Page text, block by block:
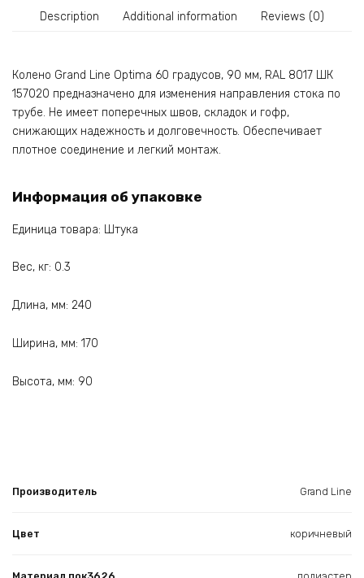
quantity
Description Additional information Reviews (0)
Колено Grand Line Optima 60 градусов, 90 мм, RAL 8017 ШК
157020 предназначено для изменения направления стока по
трубе. Не имеет поперечных швов, складок и гофр,
снижающих надежность и долговечность. Обеспечивает
плотное соединение и легкий монтаж.
Информация об упаковке
Единица товара: Штука
Вес, кг: 0.3
Длина, мм: 240
Ширина, мм: 170
Высота, мм: 90
Производитель Grand Line
Цвет коричневый